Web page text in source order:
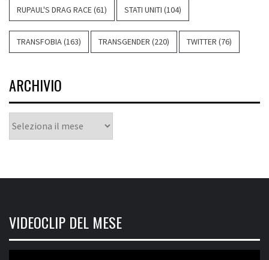
RUPAUL'S DRAG RACE (61) STATI UNITI (104)
TRANSFOBIA (163) TRANSGENDER (220) TWITTER (76)
ARCHIVIO
VIDEOCLIP DEL MESE